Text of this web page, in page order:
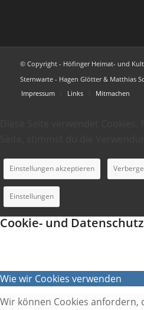
© Copyright - Höfinger Heimat- und
Sternwarte - Hagen Glötter & Matthias
Impressum
Links Mitmachen
Einstellungen akzeptieren
Einstellungen
Cookie- und
Wie wir Cookies verwenden
Wir können Cookies anfordern,